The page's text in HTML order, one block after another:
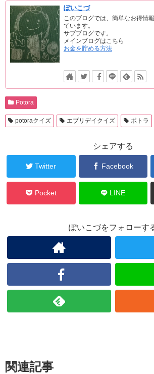
ぽいこづ
このブログでは、簡単なお得情
ています。
サブブログです。
メインブログはこちら
お金を貯める方法
Potora
potoraクイズ エブリデイクイズ ポトラ
シェアする
Twitter Facebook
Pocket LINE
ぽいこづをフォローす
関連記事